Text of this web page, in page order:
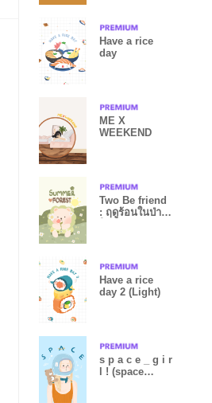
Have a rice
day
ME X
WEEKEND
Two Be friend
: ฤดูร้อนในป่า
Have a rice
day 2 (Light)
s p a c e _ g i r
l ! (space